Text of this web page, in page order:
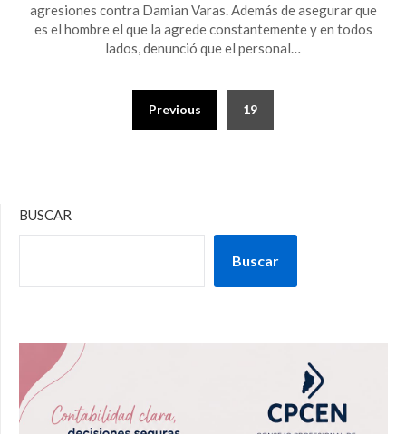
agresiones contra Damian Varas. Además de asegurar que
es el hombre el que la agrede constantemente y en todos
lados, denunció que el personal…
Previous 19
BUSCAR
Buscar